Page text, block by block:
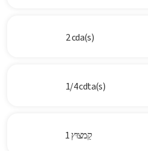
2 cda(s)
1/4 cdta(s)
1 קַמצוּץ